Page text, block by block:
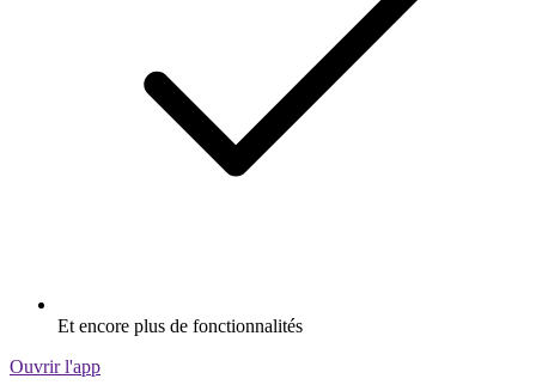
Et encore plus de fonctionnalités
Ouvrir l'app